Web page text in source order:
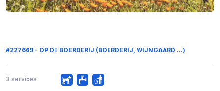
#227669 - OP DE BOERDERIJ (BOERDERIJ, WIJNGAARD ...)
3 services